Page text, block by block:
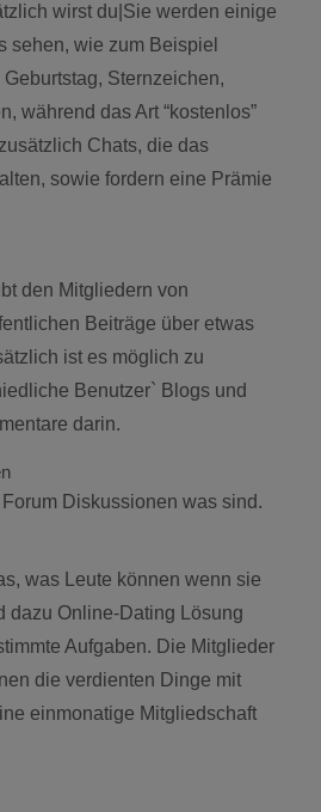
wirst du|Sie werden einige
sehen, wie zum Beispiel
Sternzeichen,
während das Art “kostenlos”
Chats, die das
sowie fordern eine Prämie
den Mitgliedern von
Beiträge über etwas
ist es möglich zu
Benutzer` Blogs und
darin.
Diskussionen was sind.
was Leute können wenn sie
dazu Online-Dating Lösung
Aufgaben. Die Mitglieder
die verdienten Dinge mit
einmonatige Mitgliedschaft